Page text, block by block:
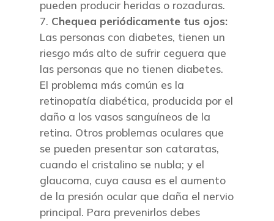
pueden producir heridas o rozaduras.
Chequea periódicamente tus ojos:
Las personas con diabetes, tienen un
riesgo más alto de sufrir ceguera que
las personas que no tienen diabetes.
El problema más común es la
retinopatía diabética, producida por el
daño a los vasos sanguíneos de la
retina. Otros problemas oculares que
se pueden presentar son cataratas,
cuando el cristalino se nubla; y el
glaucoma, cuya causa es el aumento
de la presión ocular que daña el nervio
principal. Para prevenirlos debes